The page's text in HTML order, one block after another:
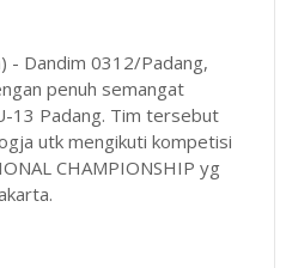
- Dandim 0312/Padang,
penuh semangat
13 Padang. Tim tersebut
utk mengikuti kompetisi
CHAMPIONSHIP yg